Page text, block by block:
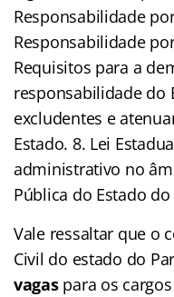
Responsabilidade
Responsabilidade
Requisitos para a
responsabilidade do
excludentes e
Estado. 8. Lei
administrativo no
Pública do Estado do
Vale ressaltar que o
Civil do estado do
vagaspara os